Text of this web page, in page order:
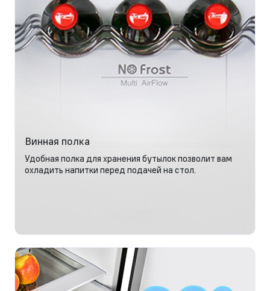
Винная полка
Удобная полка для хранения бутылок позволит вам
охладить напитки перед подачей на стол.